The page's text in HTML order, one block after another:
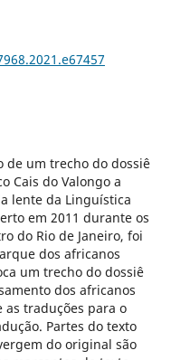
de um trecho do dossiê
Cais do Valongo a
lente da Linguística
em 2011 durante os
do Rio de Janeiro, foi
dos africanos
um trecho do dossiê
dos africanos
as traduções para o
Partes do texto
do original são